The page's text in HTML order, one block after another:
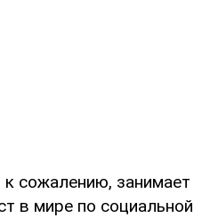
к сожалению, занимает
в мире по социальной